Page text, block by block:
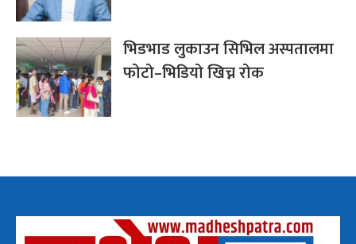
भिडभाड लुकाउन सिभिल अस्पतालमा
फोटो–भिडियो खिच्न रोक